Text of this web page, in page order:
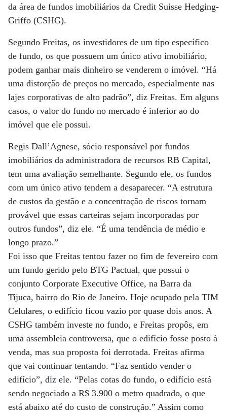
da área de fundos imobiliários da Credit Suisse Hedging-
Griffo (CSHG).
Segundo Freitas, os investidores de um tipo específico
de fundo, os que possuem um único ativo imobiliário,
podem ganhar mais dinheiro se venderem o imóvel. “Há
uma distorção de preços no mercado, especialmente nas
lajes corporativas de alto padrão”, diz Freitas. Em alguns
casos, o valor do fundo no mercado é inferior ao do
imóvel que ele possui.
Regis Dall’Agnese, sócio responsável por fundos
imobiliários da administradora de recursos RB Capital,
tem uma avaliação semelhante. Segundo ele, os fundos
com um único ativo tendem a desaparecer. “A estrutura
de custos da gestão e a concentração de riscos tornam
provável que essas carteiras sejam incorporadas por
outros fundos”, diz ele. “É uma tendência de médio e
longo prazo.”
Foi isso que Freitas tentou fazer no fim de fevereiro com
um fundo gerido pelo BTG Pactual, que possui o
conjunto Corporate Executive Office, na Barra da
Tijuca, bairro do Rio de Janeiro. Hoje ocupado pela TIM
Celulares, o edifício ficou vazio por quase dois anos. A
CSHG também investe no fundo, e Freitas propôs, em
uma assembleia controversa, que o edifício fosse posto à
venda, mas sua proposta foi derrotada. Freitas afirma
que vai continuar tentando. “Faz sentido vender o
edifício”, diz ele. “Pelas cotas do fundo, o edifício está
sendo negociado a R$ 3.900 o metro quadrado, o que
está abaixo até do custo de construção.” Assim como